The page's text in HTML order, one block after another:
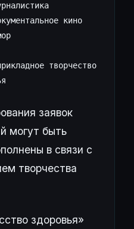
заявок
могут быть
в связи с
творчества
здоровья»